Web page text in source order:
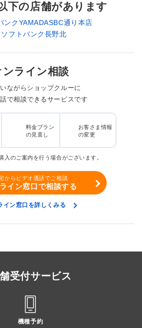
下の店舗があります
ンクYAMADASBC通り本店
ソフトバンク長野北
ンライン相談
ながらショップクルーに
で相談できるサービスです
料金プラン
の見直し
お客さま情報
の変更
入のご案内を行う場合がございます。
からビデオ通話でご相談
イン窓口で相談する
イン窓口を詳しくみる
受付サービス
機種予約